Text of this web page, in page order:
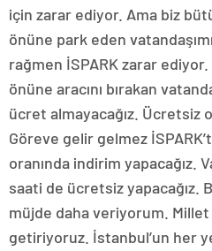
için zarar ediyor. Ama biz
önüne park eden
rağmen İSPARK zarar
önüne aracını bırakan
ücret almayacağız. Ücretsiz
Göreve gelir gelmez
oranında indirim yapacağız.
saati de ücretsiz yapacağız.
müjde daha veriyorum. Millet
getiriyoruz. İstanbul’un her